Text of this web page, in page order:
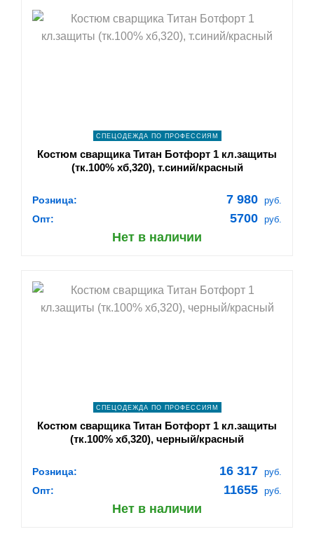
shopping_cart В КОРЗИНУ
СПЕЦОДЕЖДА ПО ПРОФЕССИЯМ
Костюм сварщика Титан Ботфорт 1 кл.защиты
(тк.100% хб,320), т.синий/красный
Розница: 7 980 руб.
Опт: 5700 руб.
Нет в наличии
shopping_cart В КОРЗИНУ
СПЕЦОДЕЖДА ПО ПРОФЕССИЯМ
Костюм сварщика Титан Ботфорт 1 кл.защиты
(тк.100% хб,320), черный/красный
Розница: 16 317 руб.
Опт: 11655 руб.
Нет в наличии